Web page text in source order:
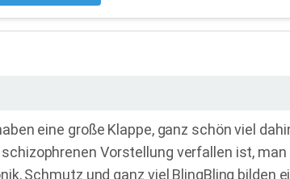
eine große Klappe, ganz schön viel
Vorstellung verfallen ist,
Schmutz und ganz viel BlingBling